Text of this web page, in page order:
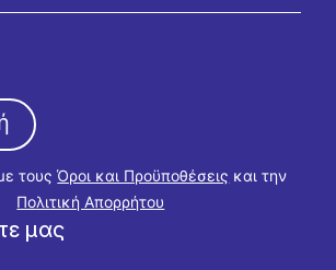
μας
τουςΌροι και Προϋποθέσεις και την
Πολιτική Απορρήτου